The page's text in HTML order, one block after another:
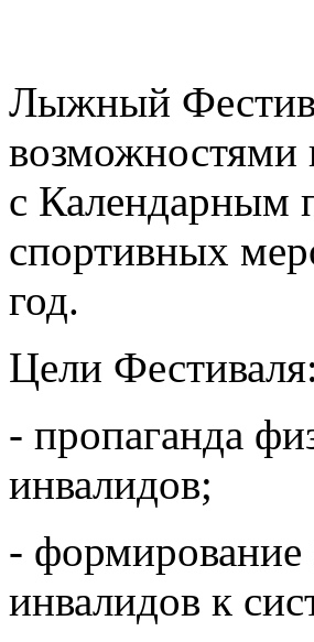
Лыжный
возможностями
с Календарным
спортивных
год.
Цели Фестиваля:
- пропаганда
инвалидов;
- формирование
инвалидов к